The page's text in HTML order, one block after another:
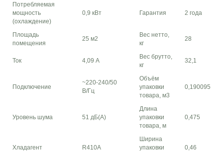
Потребляемая
мощность
(охлаждение)
0,9 кВт Гарантия 2 года
Площадь
помещения
25 м2
Вес нетто,
кг
28
Ток 4,09 А
Вес брутто,
кг
32,1
Подключение
~220-240/50
В/Гц
Объём
упаковки
товара, м3
0,190095
Уровень шума 51 дБ(А)
Длина
упаковки
товара, м
0,475
Хладагент R410A
Ширина
упаковки
0,46